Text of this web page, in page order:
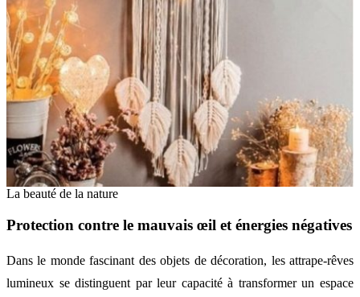
La beauté de la nature
Protection contre le mauvais œil et énergies négatives
Dans le monde fascinant des objets de décoration, les attrape-rêves
lumineux se distinguent par leur capacité à transformer un espace